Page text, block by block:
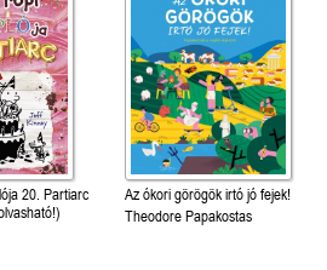
20. Partiarc
Az ókori görögök irtó jó fejek!
Theodore Papakostas